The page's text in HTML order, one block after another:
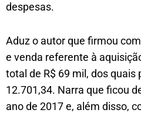
despesas.
Aduz o autor que firmou
e venda referente à
total de R$ 69 mil, dos quais
12.701,34. Narra que ficou
ano de 2017 e, além disso,